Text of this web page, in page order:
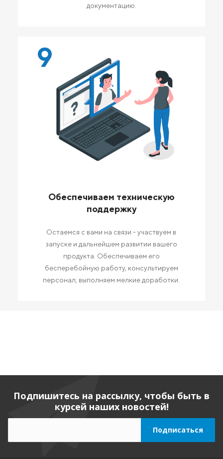
документацию.
9
Обеспечиваем техническую
поддержку
Остаемся с вами на связи - участвуем в
запуске и дальнейшем развитии вашего
продукта. Обеспечиваем его
бесперебойную работу, консультируем
персонал, выполняем мелкие доработки.
Подпишитесь на рассылку, чтобы быть в
курсей наших новостей!